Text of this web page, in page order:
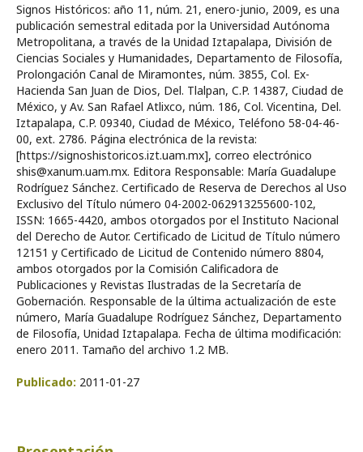
Signos Históricos: año 11, núm. 21, enero-junio, 2009, es una
publicación semestral editada por la Universidad Autónoma
Metropolitana, a través de la Unidad Iztapalapa, División de
Ciencias Sociales y Humanidades, Departamento de Filosofía,
Prolongación Canal de Miramontes, núm. 3855, Col. Ex-
Hacienda San Juan de Dios, Del. Tlalpan, C.P. 14387, Ciudad de
México, y Av. San Rafael Atlixco, núm. 186, Col. Vicentina, Del.
Iztapalapa, C.P. 09340, Ciudad de México, Teléfono 58-04-46-
00, ext. 2786. Página electrónica de la revista:
[https://signoshistoricos.izt.uam.mx], correo electrónico
shis@xanum.uam.mx. Editora Responsable: María Guadalupe
Rodríguez Sánchez. Certificado de Reserva de Derechos al Uso
Exclusivo del Título número 04-2002-062913255600-102,
ISSN: 1665-4420, ambos otorgados por el Instituto Nacional
del Derecho de Autor. Certificado de Licitud de Título número
12151 y Certificado de Licitud de Contenido número 8804,
ambos otorgados por la Comisión Calificadora de
Publicaciones y Revistas Ilustradas de la Secretaría de
Gobernación. Responsable de la última actualización de este
número, María Guadalupe Rodríguez Sánchez, Departamento
de Filosofía, Unidad Iztapalapa. Fecha de última modificación:
enero 2011. Tamaño del archivo 1.2 MB.
Publicado: 2011-01-27